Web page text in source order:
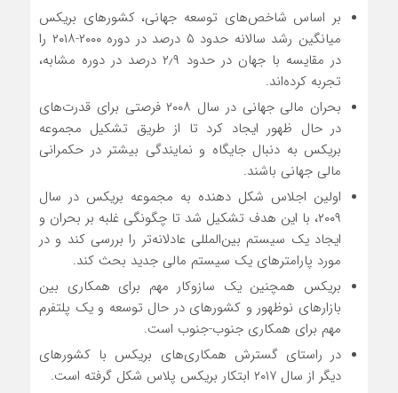
بر اساس شاخص‌های توسعه جهانی، کشورهای بریکس
میانگین رشد سالانه حدود ۵ درصد در دوره ۲۰۰۰-۲۰۱۸ را
در مقایسه با جهان در حدود ۲٫۹ درصد در دوره مشابه،
تجربه کرده‌اند.
بحران مالی جهانی در سال ۲۰۰۸ فرصتی برای قدرت‌های
در حال ظهور ایجاد کرد تا از طریق تشکیل مجموعه
بریکس به دنبال جایگاه و نمایندگی بیشتر در حکمرانی
مالی جهانی باشند.
اولین اجلاس شکل دهنده به مجموعه بریکس در سال
۲۰۰۹، با این هدف تشکیل شد تا چگونگی غلبه بر بحران و
ایجاد یک سیستم بین‌المللی عادلانه‌تر را بررسی کند و در
مورد پارامترهای یک سیستم مالی جدید بحث کند.
بریکس همچنین یک سازوکار مهم برای همکاری بین
بازارهای نوظهور و کشورهای در حال توسعه و یک پلتفرم
مهم برای همکاری جنوب-جنوب است.
در راستای گسترش همکاری‌های بریکس با کشورهای
دیگر از سال ۲۰۱۷ ابتکار بریکس پلاس شکل گرفته است.